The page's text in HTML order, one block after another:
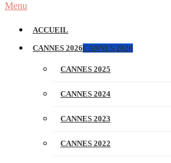
Menu
ACCUEIL
CANNES 2026CANNES 2026
CANNES 2025
CANNES 2024
CANNES 2023
CANNES 2022